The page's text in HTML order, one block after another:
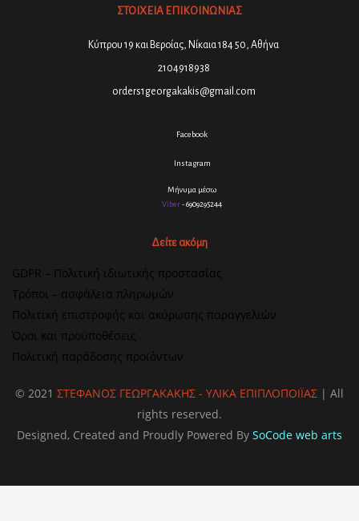
ΣΤΟΙΧΕΙΑ ΕΠΙΚΟΙΝΩΝΙΑΣ
Κύπρου 19 και Βεροίας, Νίκαια 184 50, Αθήνα
2104918938
orders1georgakakis@gmail.com
Facebook
Instagram
Μήνυμα μέσω
Viber- 6909295244
Δείτε ακόμη
GDPR – Πολιτική ιδιωτικής προστασίας
Τρόποι – ασφάλεια πληρωμών
Πολιτική επιστροφής και ακύρωσης παραγγελιών
Όροι και προϋποθέσεις
Πολιτική παράδοσης προϊόντων
© 2021 ΣΤΕΦΑΝΟΣ ΓΕΩΡΓΑΚΑΚΗΣ - ΥΛΙΚΑ ΕΠΙΠΛΟΠΟΙΪΑΣ | All
rights reserved.
Designed, Created and Proudly Powered By SoCode web arts